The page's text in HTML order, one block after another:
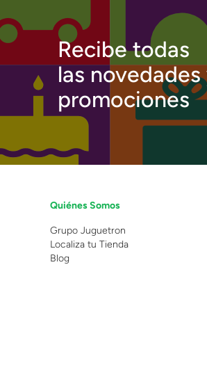
Recibe todas
las novedades
promociones
Quiénes Somos
Grupo Juguetron
Localiza tu Tienda
Blog